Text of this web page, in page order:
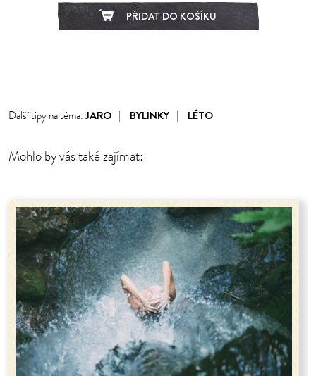
PŘIDAT DO KOŠÍKU
Další tipy na téma:JARO BYLINKY LÉTO
Mohlo by vás také zajímat: